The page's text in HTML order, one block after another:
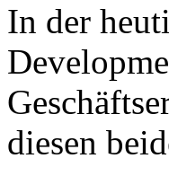
In der
diesen